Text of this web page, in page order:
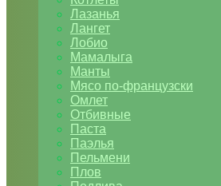
Лазанья
Лангет
Лобио
Мамалыга
Манты
Мясо по-французски
Омлет
Отбивные
Паста
Паэлья
Пельмени
Плов